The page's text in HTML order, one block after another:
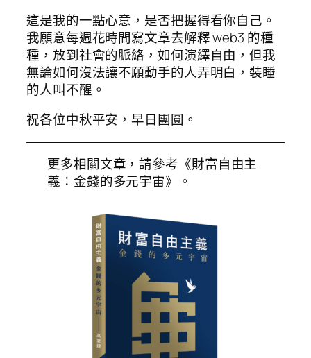
這是我的一點心意，是否把握得看你自己。
我願意每週花時間寫文章去解釋 web3 的種
種，放到社會的脈絡，如何演繹自由，但我
無論如何沒法讓不願動手的人弄明白，裝睡
的人叫不醒。
祝各位中秋平安，早日團圓。
更多相關文章，請參考《財富自由主
義：金錢的多元宇宙》。